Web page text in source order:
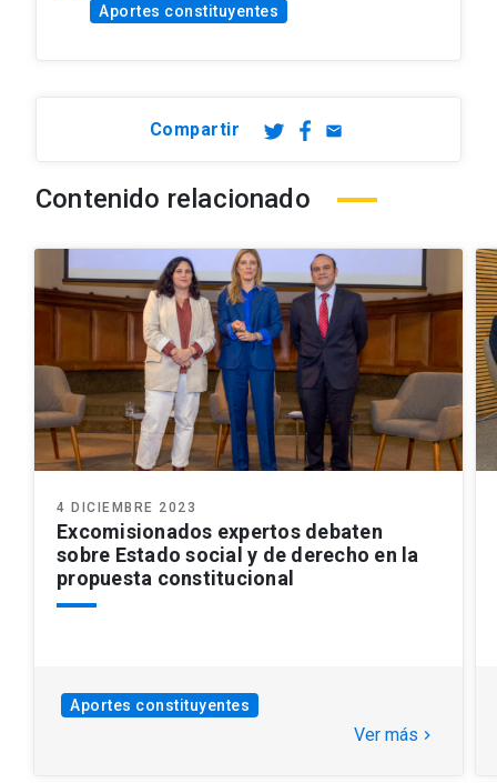
Aportes constituyentes
Compartir email
Contenido relacionado
4 DICIEMBRE 2023
Excomisionados expertos debaten
sobre Estado social y de derecho en la
propuesta constitucional
Aportes constituyentes
Ver más keyboard_arrow_right